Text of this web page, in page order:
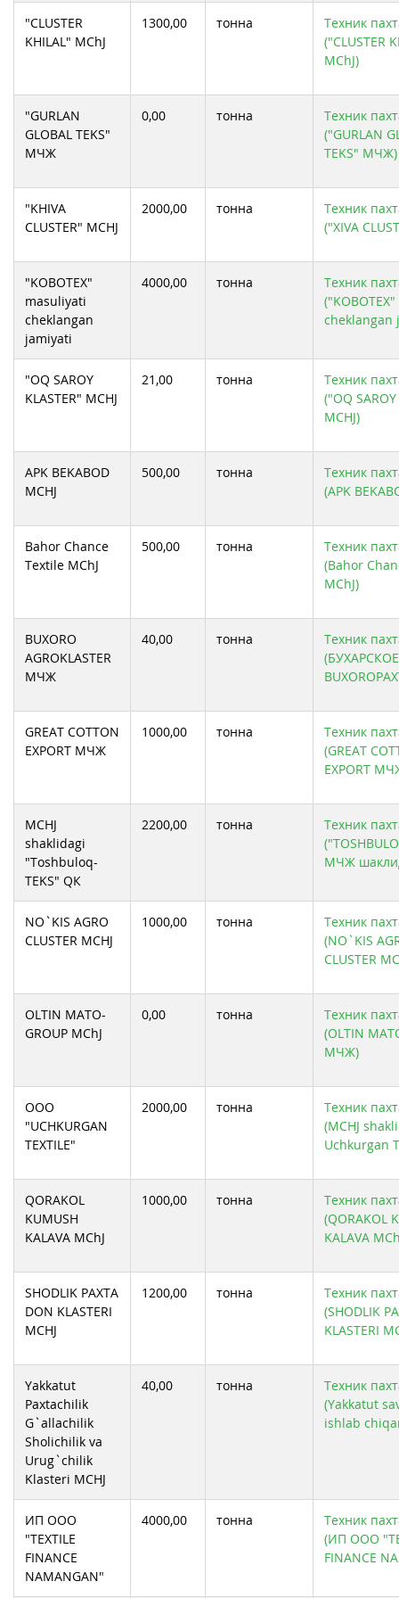
"CLUSTER
KHILAL" MChJ
1300,00 тонна
Техник
("CLUSTER
MChJ)
"GURLAN
GLOBAL TEKS"
МЧЖ
0,00 тонна
Техник
("GURLAN
TEKS" МЧЖ)
"KHIVA
CLUSTER" MCHJ
2000,00 тонна
Техник
("XIVA
"KOBOTEX"
masuliyati
cheklangan
jamiyati
4000,00 тонна
Техник
cheklangan
"OQ SAROY
KLASTER" MCHJ
21,00 тонна
Техник
("OQ
MCHJ)
APK BEKABOD
MCHJ
500,00 тонна
Техник
(APK
Bahor Chance
Textile МChJ
500,00 тонна
Техник
(Bahor
МChJ)
BUXORO
AGROKLASTER
МЧЖ
40,00 тонна
Техник
GREAT COTTON
EXPORT МЧЖ
1000,00 тонна
Техник
(GREAT
EXPORT
MCHJ
shaklidagi
"Toshbuloq-
TEKS" QК
2200,00 тонна
Техник
МЧЖ
NO`KIS AGRO
CLUSTER MCHJ
1000,00 тонна
Техник
(NO`KIS
CLUSTER
OLTIN MATO-
GROUP MChJ
0,00 тонна
Техник
(OLTIN
МЧЖ)
OOO
"UCHKURGAN
TEXTILE"
2000,00 тонна
Техник
(MCHJ
Uchkurgan
QORAKOL
KUMUSH
KALAVA MChJ
1000,00 тонна
Техник
(QORAKOL
KALAVA
SHODLIK PAXTA
DON KLASTERI
MCHJ
1200,00 тонна
Техник
(SHODLIK
KLASTERI
Yakkatut
Paxtachilik
G`allachilik
Sholichilik va
Urug`chilik
Klasteri MCHJ
40,00 тонна
Техник
(Yakkatut
ishlab
ИП ООО
"TEXTILE
FINANCE
NAMANGAN"
4000,00 тонна
Техник
(ИП ООО
FINANCE